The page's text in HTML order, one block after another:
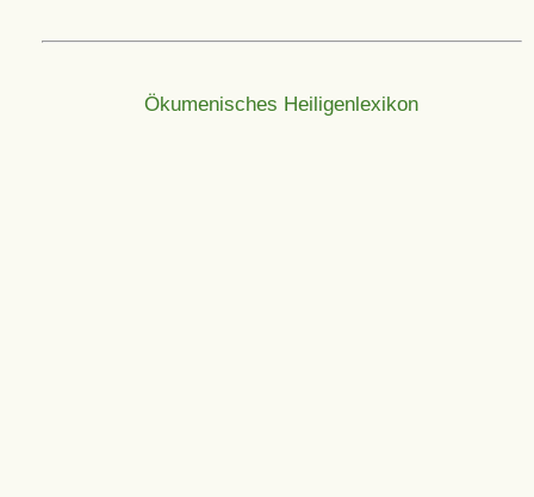
Ökumenisches Heiligenlexikon